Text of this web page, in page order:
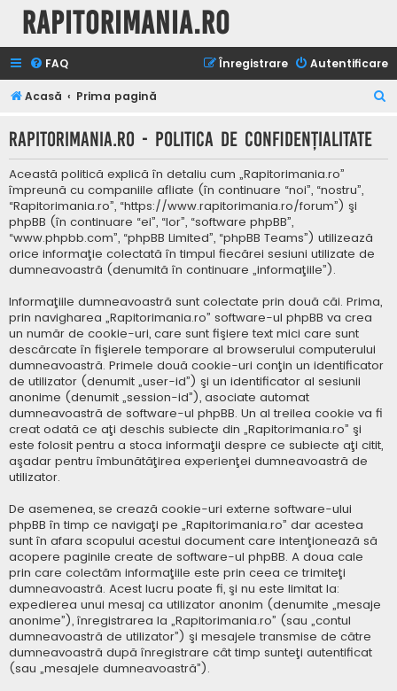
Rapitorimania.ro
FAQ Autentificare
Înregistrare
Acasă Prima pagină
t
Rapitorimania.ro - Politica de confidenţialitate
Această politică explică în detaliu cum „Rapitorimania.ro”
împreună cu companiile afliate (în continuare “noi”, “nostru”,
“Rapitorimania.ro”, “https://www.rapitorimania.ro/forum”) şi
phpBB (în continuare “ei”, “lor”, “software phpBB”,
“www.phpbb.com”, “phpBB Limited”, “phpBB Teams”) utilizează
orice informaţie colectată în timpul fiecărei sesiuni utilizate de
dumneavoastră (denumită în continuare „informaţiile”).
Informaţiile dumneavoastră sunt colectate prin două căi. Prima,
prin navigharea „Rapitorimania.ro” software-ul phpBB va crea
un număr de cookie-uri, care sunt fişiere text mici care sunt
descărcate în fişierele temporare al browserului computerului
dumneavoastră. Primele două cookie-uri conţin un identificator
de utilizator (denumit „user-id”) şi un identificator al sesiunii
anonime (denumit „session-id”), asociate automat
dumneavoastră de software-ul phpBB. Un al treilea cookie va fi
creat odată ce aţi deschis subiecte din „Rapitorimania.ro” şi
este folosit pentru a stoca informaţii despre ce subiecte aţi citit,
aşadar pentru îmbunătăţirea experienţei dumneavoastră de
utilizator.
De asemenea, se crează cookie-uri externe software-ului
phpBB în timp ce navigaţi pe „Rapitorimania.ro” dar acestea
sunt în afara scopului acestui document care intenţionează să
acopere paginile create de software-ul phpBB. A doua cale
prin care colectăm informaţiile este prin ceea ce trimiteţi
dumneavoastră. Acest lucru poate fi, şi nu este limitat la:
expedierea unui mesaj ca utilizator anonim (denumite „mesaje
anonime”), înregistrarea la „Rapitorimania.ro” (sau „contul
dumneavoastră de utilizator”) şi mesajele transmise de către
dumneavoastră după înregistrare cât timp sunteţi autentificat
(sau „mesajele dumneavoastră”).